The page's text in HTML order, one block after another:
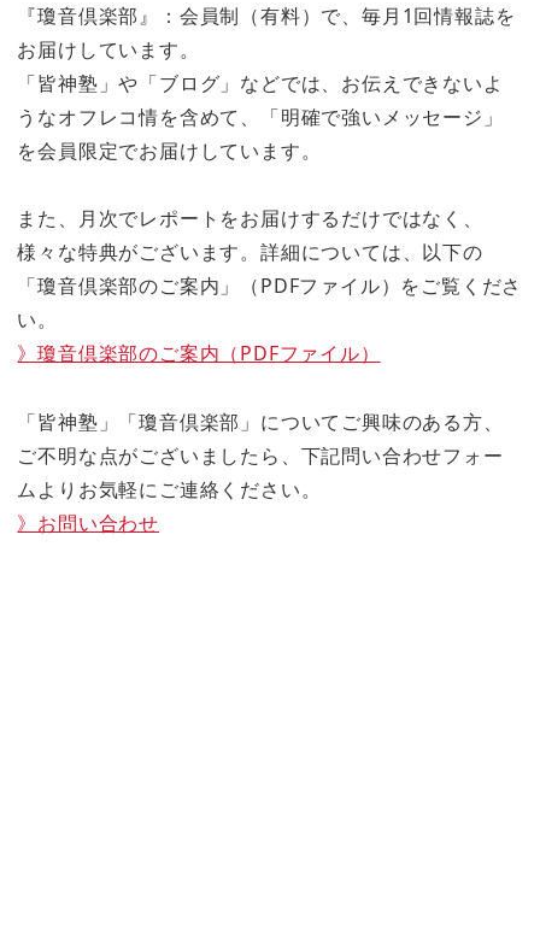
『瓊音倶楽部』：会員制（有料）で、毎月1回情報誌を
お届けしています。
「皆神塾」や「ブログ」などでは、お伝えできないよ
うなオフレコ情を含めて、「明確で強いメッセージ」
を会員限定でお届けしています。
また、月次でレポートをお届けするだけではなく、
様々な特典がございます。詳細については、以下の
「瓊音倶楽部のご案内」（PDFファイル）をご覧くださ
い。
》瓊音倶楽部のご案内（PDFファイル）
「皆神塾」「瓊音倶楽部」についてご興味のある方、
ご不明な点がございましたら、下記問い合わせフォー
ムよりお気軽にご連絡ください。
》お問い合わせ